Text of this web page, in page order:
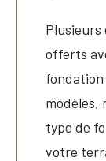
Plusieurs
offerts
fondation
modèles,
type de
votre